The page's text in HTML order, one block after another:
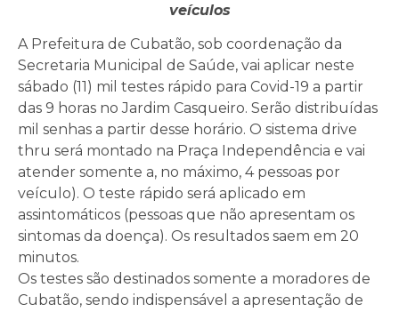
veículos
A Prefeitura de Cubatão, sob coordenação da
Secretaria Municipal de Saúde, vai aplicar neste
sábado (11) mil testes rápido para Covid-19 a partir
das 9 horas no Jardim Casqueiro. Serão distribuídas
mil senhas a partir desse horário. O sistema drive
thru será montado na Praça Independência e vai
atender somente a, no máximo, 4 pessoas por
veículo). O teste rápido será aplicado em
assintomáticos (pessoas que não apresentam os
sintomas da doença). Os resultados saem em 20
minutos.
Os testes são destinados somente a moradores de
Cubatão, sendo indispensável a apresentação de